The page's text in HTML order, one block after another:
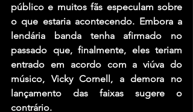
público e muitos fãs especulam sobre
o que estaria acontecendo. Embora a
lendária banda tenha afirmado no
passado que, finalmente, eles teriam
entrado em acordo com a viúva do
músico, Vicky Cornell, a demora no
lançamento das faixas sugere o
contrário.